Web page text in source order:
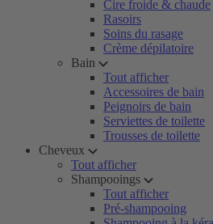
Cire froide & chaude
Rasoirs
Soins du rasage
Crème dépilatoire
Bain
Tout afficher
Accessoires de bain
Peignoirs de bain
Serviettes de toilette
Trousses de toilette
Cheveux
Tout afficher
Shampooings
Tout afficher
Pré-shampooing